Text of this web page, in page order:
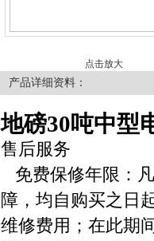
点击放大
产品详细资料：
地磅30吨中型
售后服务
免费保修年限：
障，均自购买之日
维修费用；在此期